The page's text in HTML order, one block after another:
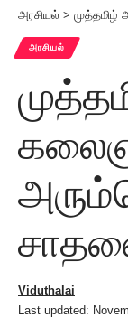
அரசியல் > முத்தமிழ்
அரசியல்
Last updated:
Viduthalai